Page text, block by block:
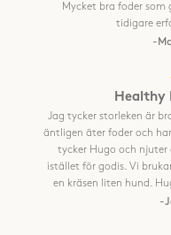
Mycket bra foder som
tidigare
-
Healthy
Jag tycker storleken är
äntligen äter foder och
tycker Hugo och njuter
istället för godis. Vi
en kräsen liten hund.
-